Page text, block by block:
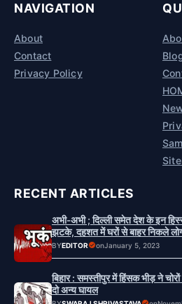
NAVIGATION
About
Contact
Privacy Policy
RECENT ARTICLES
अभी-अभी ; दिल्ली समेत देश के इन
झटके, दहशत में घरों से बाहर निकले
BYEDITOR onJanuary 5, 2023
बिहार : समस्तीपुर में हिंसक भीड़ ने
दो अन्य घायल